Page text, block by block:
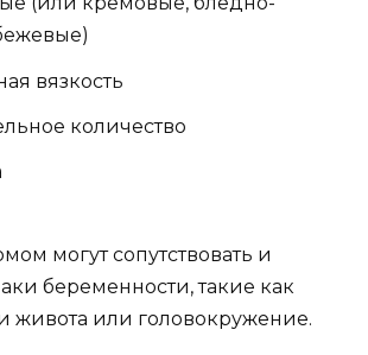
вязкость
количество
могут сопутствовать и
беременности, такие как
живота или головокружение.